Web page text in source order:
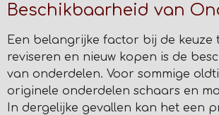
Beschikbaarheid van
Een belangrijke factor bij de keuze
reviseren en nieuw kopen is de
van onderdelen. Voor sommige
originele onderdelen schaars en
In dergelijke gevallen kan het een